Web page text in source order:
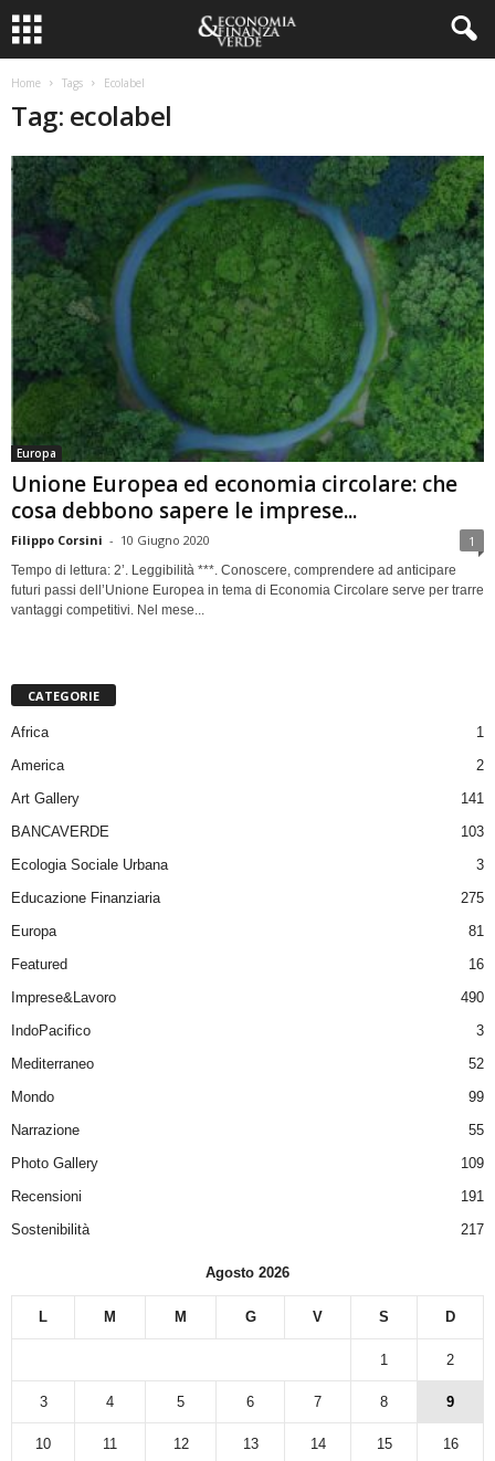
Home Tags Ecolabel
Tag: ecolabel
Europa
Unione Europea ed economia circolare: che
cosa debbono sapere le imprese...
Filippo Corsini - 10 Giugno 2020 1
Tempo di lettura: 2’. Leggibilità ***. Conoscere, comprendere ad anticipare
futuri passi dell’Unione Europea in tema di Economia Circolare serve per trarre
vantaggi competitivi. Nel mese...
CATEGORIE
Africa
1
America
2
Art Gallery
141
BANCAVERDE
103
Ecologia Sociale Urbana
3
Educazione Finanziaria
275
Europa
81
Featured
16
Imprese&Lavoro
490
IndoPacifico
3
Mediterraneo
52
Mondo
99
Narrazione
55
Photo Gallery
109
Recensioni
191
Sostenibilità
217
Agosto 2026
L M M G V S D
1 2
3 4 5 6 7 8 9
10 11 12 13 14 15 16